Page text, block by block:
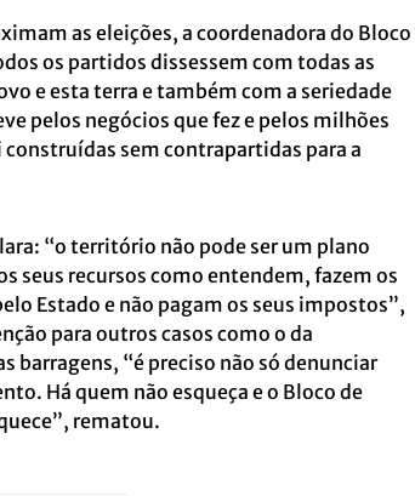
as eleições, a coordenadora do Bloco
os partidos dissessem com todas as
e esta terra e também com a seriedade
pelos negócios que fez e pelos milhões
sem contrapartidas para a
“o território não pode ser um plano
seus recursos como entendem, fazem os
Estado e não pagam os seus impostos”,
para outros casos como o da
barragens, “é preciso não só denunciar
Há quem não esqueça e o Bloco de
rematou.